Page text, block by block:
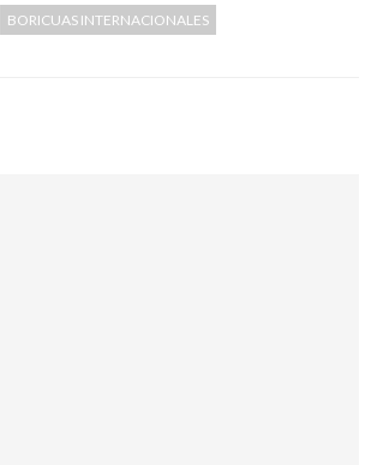
BORICUAS INTERNACIONALES